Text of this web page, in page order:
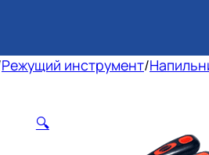
Режущий инструмент/
🔍